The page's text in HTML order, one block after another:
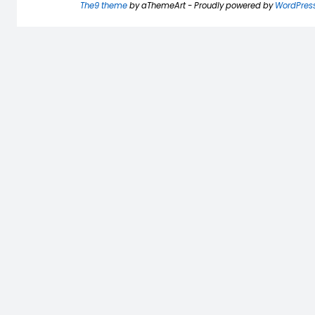
The9 themeby aThemeArt - Proudly powered by